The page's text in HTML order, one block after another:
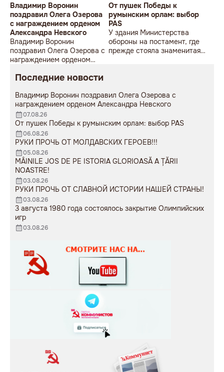
Владимир Воронин
поздравил Олега Озерова
с награждением орденом
Александра Невского
Владимир Воронин
поздравил Олега Озерова с
награждением орденом
От пушек Победы к
румынским орлам: выбор
PAS
У здания Министерства
обороны на постамент, где
прежде стояла знаменитая
Последние новости
Владимир Воронин поздравил Олега Озерова с
награждением орденом Александра Невского
07.08.26
От пушек Победы к румынским орлам: выбор PAS
06.08.26
РУКИ ПРОЧЬ ОТ МОЛДАВСКИХ ГЕРОЕВ!!!
05.08.26
MÂINILE JOS DE PE ISTORIA GLORIOASĂ A ȚĂRII
NOASTRE!
03.08.26
РУКИ ПРОЧЬ ОТ СЛАВНОЙ ИСТОРИИ НАШЕЙ СТРАНЫ!
03.08.26
3 августа 1980 года состоялось закрытие Олимпийских
игр
03.08.26